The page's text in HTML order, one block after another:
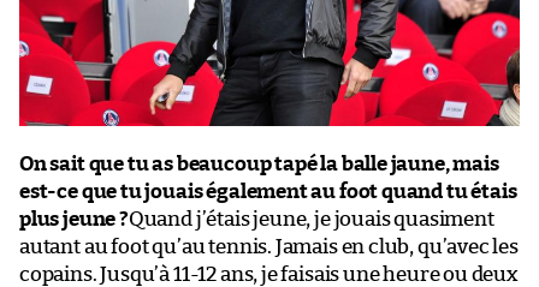
On sait que tu as beaucoup tapé la balle jaune, mais
est-ce que tu jouais également au foot quand tu étais
plus jeune ?Quand j’étais jeune, je jouais quasiment
autant au foot qu’au tennis. Jamais en club, qu’avec les
copains. Jusqu’à 11-12 ans, je faisais une heure ou deux